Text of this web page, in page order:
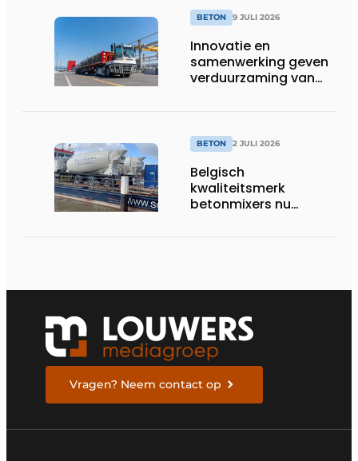
BETON 9 JULI 2026
Innovatie en
samenwerking geven
verduurzaming van
BETON 2 JULI 2026
Belgisch
kwaliteitsmerk
betonmixers nu
Vragen? Neem contact op